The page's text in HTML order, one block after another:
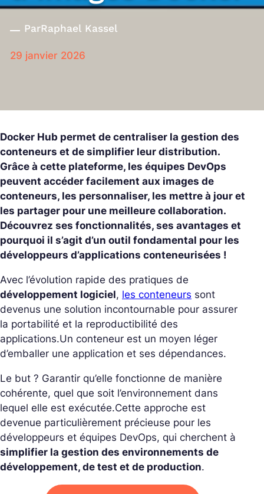
ParRaphael Kassel
29 janvier 2026
Docker Hub permet de centraliser la gestion des
conteneurs et de simplifier leur distribution.
Grâce à cette plateforme, les équipes DevOps
peuvent accéder facilement aux images de
conteneurs, les personnaliser, les mettre à jour et
les partager pour une meilleure collaboration.
Découvrez ses fonctionnalités, ses avantages et
pourquoi il s’agit d’un outil fondamental pour les
développeurs d’applications conteneurisées !
Avec l’évolution rapide des pratiques de
développement logiciel, les conteneurs sont
devenus une solution incontournable pour assurer
la portabilité et la reproductibilité des
applications.Un conteneur est un moyen léger
d’emballer une application et ses dépendances.
Le but ? Garantir qu’elle fonctionne de manière
cohérente, quel que soit l’environnement dans
lequel elle est exécutée.Cette approche est
devenue particulièrement précieuse pour les
développeurs et équipes DevOps, qui cherchent à
simplifier la gestion des environnements de
développement, de test et de production.